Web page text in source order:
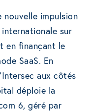
impulsion
sur
en finançant le
SaaS. En
aux côtés
déploie la
6, géré par